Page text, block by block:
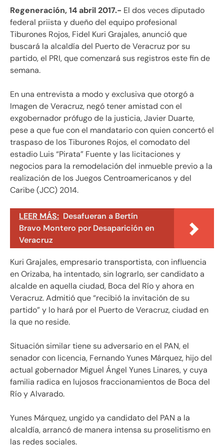
Regeneración, 14 abril 2017.- El dos veces diputado
federal priista y dueño del equipo profesional
Tiburones Rojos, Fidel Kuri Grajales, anunció que
buscará la alcaldía del Puerto de Veracruz por su
partido, el PRI, que comenzará sus registros este fin de
semana.
En una entrevista a modo y exclusiva que otorgó a
Imagen de Veracruz, negó tener amistad con el
exgobernador prófugo de la justicia, Javier Duarte,
pese a que fue con el mandatario con quien concertó el
traspaso de los Tiburones Rojos, el comodato del
estadio Luis “Pirata” Fuente y las licitaciones y
negocios para la remodelación del inmueble previo a la
realización de los Juegos Centroamericanos y del
Caribe (JCC) 2014.
LEER MÁS: Desafueran a Bertín
Bravo Montero por Desaparición en
Veracruz
Kuri Grajales, empresario transportista, con influencia
en Orizaba, ha intentado, sin lograrlo, ser candidato a
alcalde en aquella ciudad, Boca del Río y ahora en
Veracruz. Admitió que “recibió la invitación de su
partido” y lo hará por el Puerto de Veracruz, ciudad en
la que no reside.
Situación similar tiene su adversario en el PAN, el
senador con licencia, Fernando Yunes Márquez, hijo del
actual gobernador Miguel Ángel Yunes Linares, y cuya
familia radica en lujosos fraccionamientos de Boca del
Río y Alvarado.
Yunes Márquez, ungido ya candidato del PAN a la
alcaldía, arrancó de manera intensa su proselitismo en
las redes sociales.